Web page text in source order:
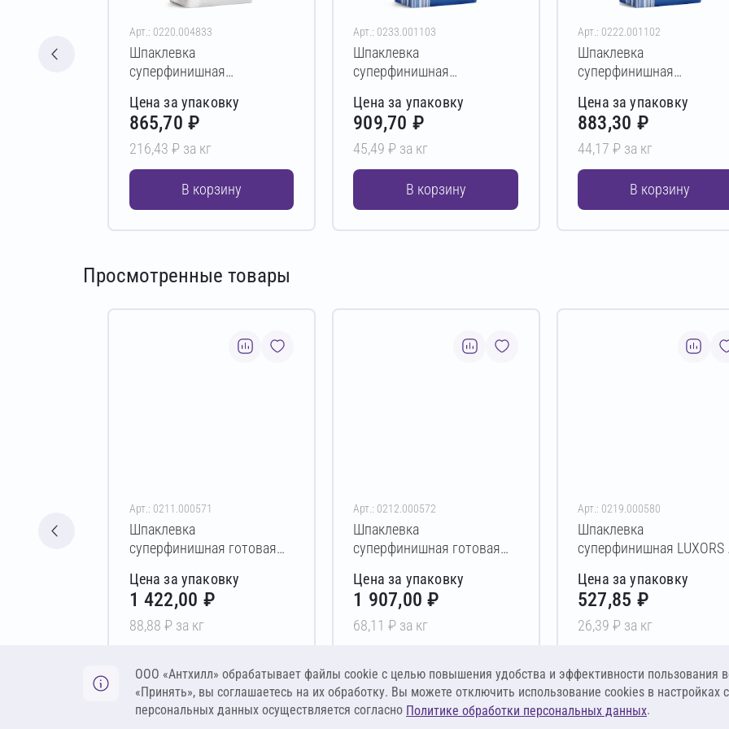
Арт.: 0220.004833
Шпаклевка
суперфинишная
Цена за упаковку
865,70 ₽
216,43 ₽ за кг
В корзину
Арт.: 0233.001103
Шпаклевка
суперфинишная
Цена за упаковку
909,70 ₽
45,49 ₽ за кг
В корзину
Арт.: 0222.001102
Шпаклевка
суперфинишная
Цена за упаковку
883,30 ₽
44,17 ₽ за кг
В корзину
Просмотренные товары
Арт.: 0211.000571
Шпаклевка
суперфинишная готовая
Паста 16 кг
Цена за упаковку
1 422,00 ₽
88,88 ₽ за кг
В корзину
Арт.: 0212.000572
Шпаклевка
суперфинишная готовая
Паста 28 кг
Цена за упаковку
1 907,00 ₽
68,11 ₽ за кг
Арт.: 0219.000580
Шпаклевка
суперфинишная LUXORS
Цена за упаковку
527,85 ₽
26,39 ₽ за кг
ООО «Антхилл» обрабатывает файлы cookie c целью повышения удобства и эффективности пользования
«Принять», вы соглашаетесь на их обработку. Вы можете отключить использование cookies в настройках
персональных данных осуществляется согласно Политике обработки персональных данных.